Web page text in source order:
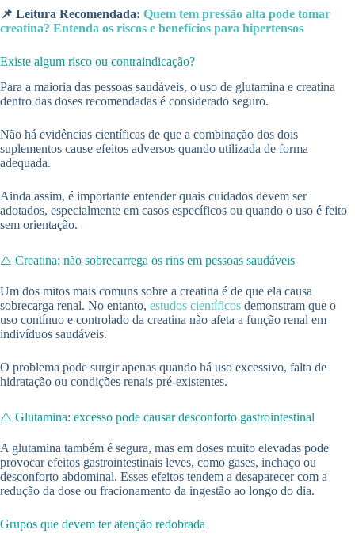
📌 Leitura Recomendada: Quem tem pressão alta pode tomar
creatina? Entenda os riscos e benefícios para hipertensos
Existe algum risco ou contraindicação?
Para a maioria das pessoas saudáveis, o uso de glutamina e creatina
dentro das doses recomendadas é considerado seguro.
Não há evidências científicas de que a combinação dos dois
suplementos cause efeitos adversos quando utilizada de forma
adequada.
Ainda assim, é importante entender quais cuidados devem ser
adotados, especialmente em casos específicos ou quando o uso é feito
sem orientação.
⚠️ Creatina: não sobrecarrega os rins em pessoas saudáveis
Um dos mitos mais comuns sobre a creatina é de que ela causa
sobrecarga renal. No entanto, estudos científicos demonstram que o
uso contínuo e controlado da creatina não afeta a função renal em
indivíduos saudáveis.
O problema pode surgir apenas quando há uso excessivo, falta de
hidratação ou condições renais pré-existentes.
⚠️ Glutamina: excesso pode causar desconforto gastrointestinal
A glutamina também é segura, mas em doses muito elevadas pode
provocar efeitos gastrointestinais leves, como gases, inchaço ou
desconforto abdominal. Esses efeitos tendem a desaparecer com a
redução da dose ou fracionamento da ingestão ao longo do dia.
Grupos que devem ter atenção redobrada